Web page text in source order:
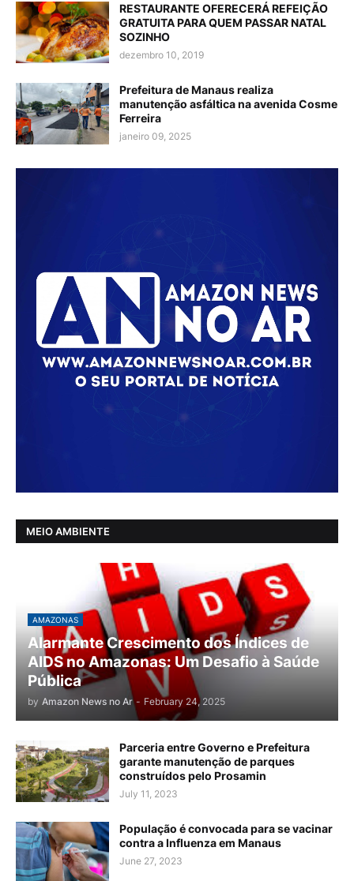
RESTAURANTE OFERECERÁ REFEIÇÃO
GRATUITA PARA QUEM PASSAR NATAL
SOZINHO
dezembro 10, 2019
Prefeitura de Manaus realiza
manutenção asfáltica na avenida Cosme
Ferreira
janeiro 09, 2025
MEIO AMBIENTE
AMAZONAS
Alarmante Crescimento dos Índices de
AIDS no Amazonas: Um Desafio à Saúde
Pública
by Amazon News no Ar - February 24, 2025
Parceria entre Governo e Prefeitura
garante manutenção de parques
construídos pelo Prosamin
July 11, 2023
População é convocada para se vacinar
contra a Influenza em Manaus
June 27, 2023